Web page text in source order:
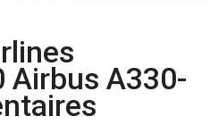
Airbus A330-